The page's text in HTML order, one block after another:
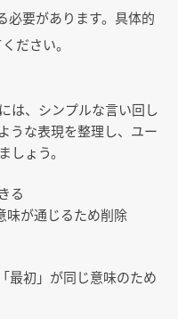
必要があります。具体的
ださい。
は、シンプルな言い回し
うな表現を整理し、ユー
ょう。
る
味が通じるため削除
最初」が同じ意味のため